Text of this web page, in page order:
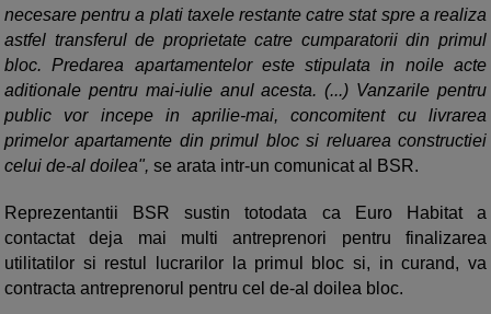
necesare pentru a plati taxele restante catre stat spre a realiza
astfel transferul de proprietate catre cumparatorii din primul
bloc. Predarea apartamentelor este stipulata in noile acte
aditionale pentru mai-iulie anul acesta. (...) Vanzarile pentru
public vor incepe in aprilie-mai, concomitent cu livrarea
primelor apartamente din primul bloc si reluarea constructiei
celui de-al doilea", se arata intr-un comunicat al BSR.
Reprezentantii BSR sustin totodata ca Euro Habitat a
contactat deja mai multi antreprenori pentru finalizarea
utilitatilor si restul lucrarilor la primul bloc si, in curand, va
contracta antreprenorul pentru cel de-al doilea bloc.